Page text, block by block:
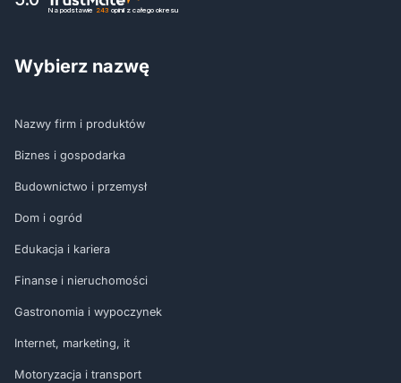
Na podstawie 243 opinii z całego okresu
Wybierz nazwę
Nazwy firm i produktów
Biznes i gospodarka
Budownictwo i przemysł
Dom i ogród
Edukacja i kariera
Finanse i nieruchomości
Gastronomia i wypoczynek
Internet, marketing, it
Motoryzacja i transport